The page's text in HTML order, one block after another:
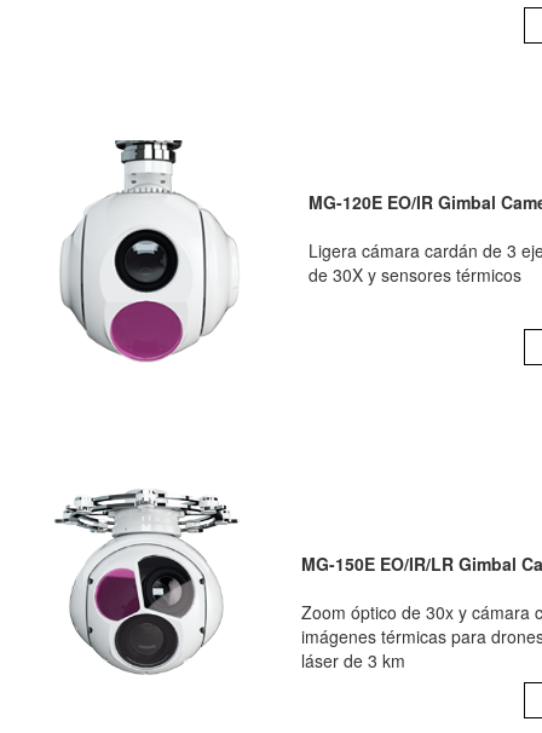
MG-150E EO/IR/LR Gimbal
Zoom óptico de 30x y cámara
imágenes térmicas para
láser de 3 km
MG-120E EO/IR Gimbal
Ligera cámara cardán de 3
de 30X y sensores térmicos